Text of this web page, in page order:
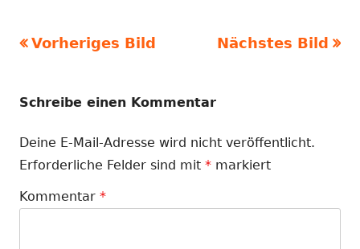
Vorheriges Bild Nächstes Bild
Schreibe einen Kommentar
Deine E-Mail-Adresse wird nicht veröffentlicht.
Erforderliche Felder sind mit * markiert
Kommentar *